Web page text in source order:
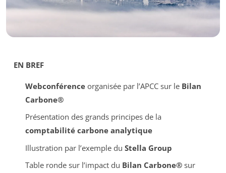
EN BREF
Webconférenceorganisée par l’APCC sur le Bilan
Carbone®
Présentation des grands principes de la
comptabilité carbone analytique
Illustration par l’exemple du Stella Group
Table ronde sur l’impact du Bilan Carbone®sur